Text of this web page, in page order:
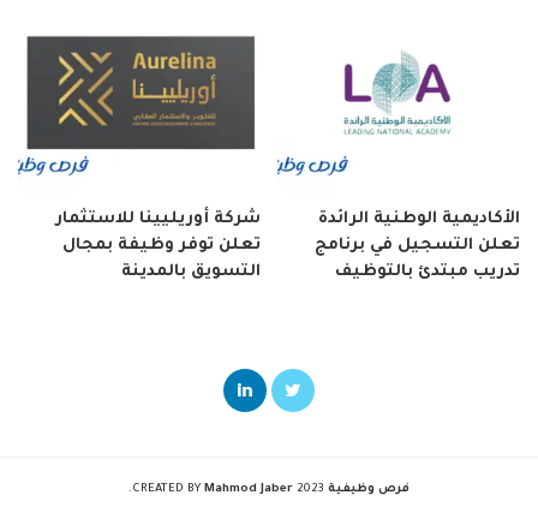
الأكاديمية الوطنية الرائدة
تعلن التسجيل في برنامج
تدريب مبتدئ بالتوظيف
شركة أوريليينا للاستثمار
تعلن توفر وظيفة بمجال
التسويق بالمدينة
فرص وظيفية 2023 CREATED BY
Mahmod Jaber
.